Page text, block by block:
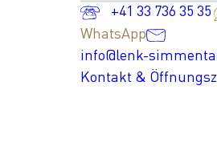
+41 33 736 35 35
WhatsApp
info@lenk-
Kontakt &